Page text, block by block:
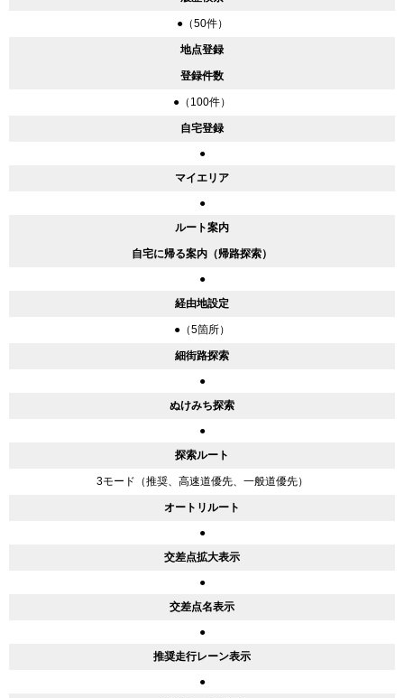
●（50件）
地点登録
登録件数
●（100件）
自宅登録
●
マイエリア
●
ルート案内
自宅に帰る案内（帰路探索）
●
経由地設定
●（5箇所）
細街路探索
●
ぬけみち探索
●
探索ルート
3モード（推奨、高速道優先、一般道優先）
オートリルート
●
交差点拡大表示
●
交差点名表示
●
推奨走行レーン表示
●